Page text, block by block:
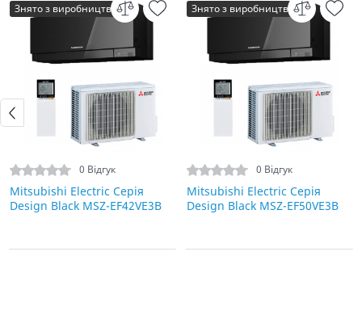
Знято з виробництва
0 Відгук
Mitsubishi Electric Серія
Design Black MSZ-EF42VE3B
Знято з виробництва
0 Відгук
Mitsubishi Electric Серія
Design Black MSZ-EF50VE3B